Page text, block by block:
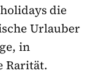
die
Urlauber
in
Rarität.